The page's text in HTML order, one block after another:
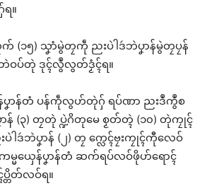
ရ။
(၁၅) သၞာံမွဲတၠကဵု ညးပဲါဒဴဘဲပၞာန်မွဲတၠပၠန်
ဝပ်တုဲ ဒုၚ်လွဳလွတ်ဒၟံၚ်ရ။
န်ပၞာန်တံ ပန်ကဵုလွဟ်တုဲဂှ် ရပ်ဏာ ညးဒဳကွဳစ
(၃) တၠတုဲ ပ္ဍဲဂိတုမေ စၟတ်တ္ၚဲ (၁၀) တုဲကၠုၚ်
ဒဴဘဲပၞာန် (၂) တၠ က္လေၚ်ဗၠးကၠုၚ်ကီုလေဝ်
မ္မယှေန်ပၞာန်တံ ဆက်ရပ်လဝ်ဖိုဟ်ရောၚ်
တိတ်လဝ်ရ။